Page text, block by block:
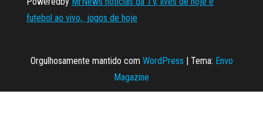
futebol ao vivo, jogos de hoje
Orgulhosamente mantido com WordPress | Tema: Envo
Magazine